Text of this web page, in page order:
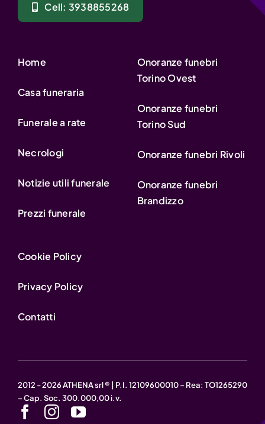
Cell: 3938855268
Home
Casa funeraria
Funerale a rate
Necrologi
Notizie utili funerale
Prezzi funerale
Onoranze funebri
Torino Ovest
Onoranze funebri
Torino Sud
Onoranze funebri Rivoli
Onoranze funebri
Brandizzo
Cookie Policy
Privacy Policy
Contatti
2012 - 2026 ATHENA srl ® | P.I. 12109600010 – Rea: TO1265290
– Cap. Soc. 300.000,00 i.v.